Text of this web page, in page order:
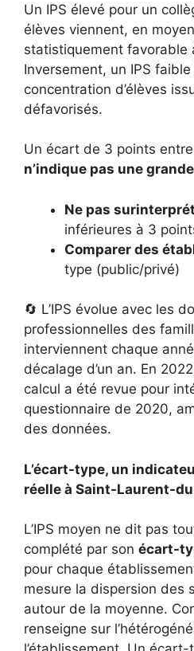
Un IPS élevé pour un
élèves viennent, en
statistiquement favorable
Inversement, un IPS
concentration d’élèves
défavorisés.
Un écart de 3 points
n’indique pas une
Ne pas
inférieures à 3
Comparer des
type (public/privé)
🔄 L’IPS évolue avec les
professionnelles des
interviennent chaque
décalage d’un an. En
calcul a été revue pour
questionnaire de 2020,
des données.
L’écart-type, un
réelle à Saint-Laurent-
L’IPS moyen ne dit pas
complété par son écart-
pour chaque
mesure la dispersion des
autour de la moyenne.
renseigne sur